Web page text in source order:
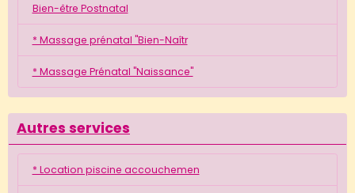
Bien-être Postnatal
* Massage prénatal "Bien-Naîtr
* Massage Prénatal "Naissance"
Autres services
* Location piscine accouchemen